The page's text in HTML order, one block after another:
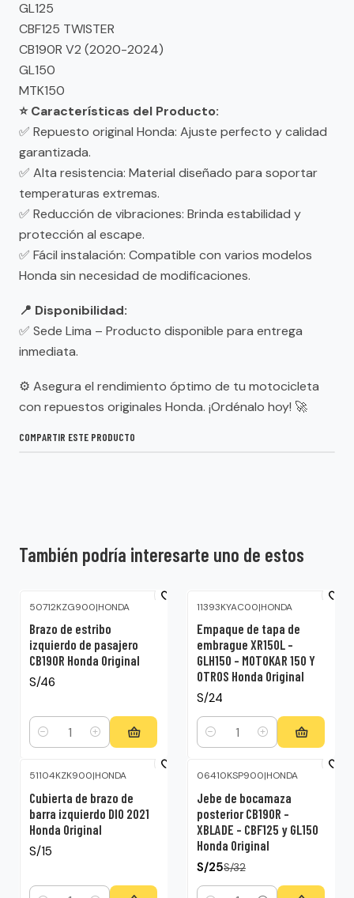
GL125
CBF125 TWISTER
CB190R V2 (2020-2024)
GL150
MTK150
⭐ Características del Producto:
✅ Repuesto original Honda: Ajuste perfecto y calidad
garantizada.
✅ Alta resistencia: Material diseñado para soportar
temperaturas extremas.
✅ Reducción de vibraciones: Brinda estabilidad y
protección al escape.
✅ Fácil instalación: Compatible con varios modelos
Honda sin necesidad de modificaciones.
📍 Disponibilidad:
✅ Sede Lima – Producto disponible para entrega
inmediata.
⚙️ Asegura el rendimiento óptimo de tu motocicleta
con repuestos originales Honda. ¡Ordénalo hoy! 🚀
COMPARTIR ESTE PRODUCTO
También podría interesarte uno de estos
50712KZG900|HONDA
Brazo de estribo
izquierdo de pasajero
CB190R Honda Original
S/46
Cantidad
11393KYAC00|HONDA
Empaque de tapa de
embrague XR150L –
GLH150 – MOTOKAR 150 Y
OTROS Honda Original
S/24
Cantidad
51104KZK900|HONDA
Cubierta de brazo de
barra izquierdo DIO 2021
Honda Original
S/15
06410KSP900|HONDA
Jebe de bocamaza
posterior CB190R –
XBLADE – CBF125 y GL150
Honda Original
S/25S/32